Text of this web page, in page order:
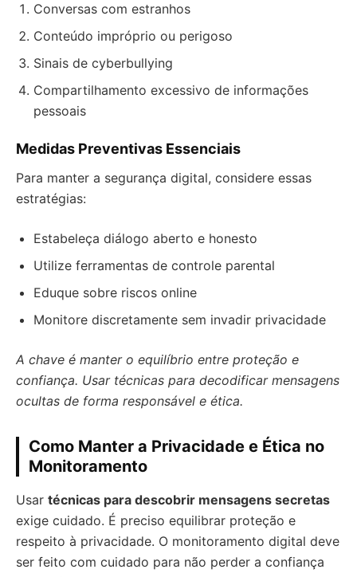
Conversas com estranhos
Conteúdo impróprio ou perigoso
Sinais de cyberbullying
Compartilhamento excessivo de informações
pessoais
Medidas Preventivas Essenciais
Para manter a segurança digital, considere essas
estratégias:
Estabeleça diálogo aberto e honesto
Utilize ferramentas de controle parental
Eduque sobre riscos online
Monitore discretamente sem invadir privacidade
A chave é manter o equilíbrio entre proteção e
confiança. Usar técnicas para decodificar mensagens
ocultas de forma responsável e ética.
Como Manter a Privacidade e Ética no
Monitoramento
Usar técnicas para descobrir mensagens secretas
exige cuidado. É preciso equilibrar proteção e
respeito à privacidade. O monitoramento digital deve
ser feito com cuidado para não perder a confiança